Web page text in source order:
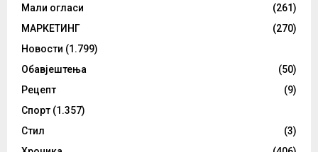
Мали огласи
(261)
МАРКЕТИНГ
(270)
Новости (1.799)
Обавјештења
(50)
Рецепт
(9)
Спорт (1.357)
Стил
(3)